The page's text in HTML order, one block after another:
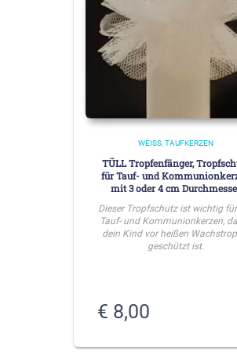
WEISS TAUFKERZEN
TÜLL Tropfenfänger,
für Tauf- und
mit 3 oder 4 cm
Dieser Tropfschutz ist wichtig
Tauf- und Kommunionkerzen,
dein Kind vor heißen
geschützt ist.
€ 8,00